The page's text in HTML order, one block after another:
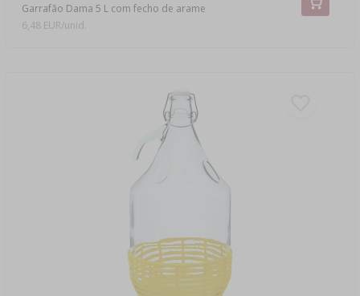
Garrafão Dama 5 L com fecho de arame
6,48 EUR/unid.